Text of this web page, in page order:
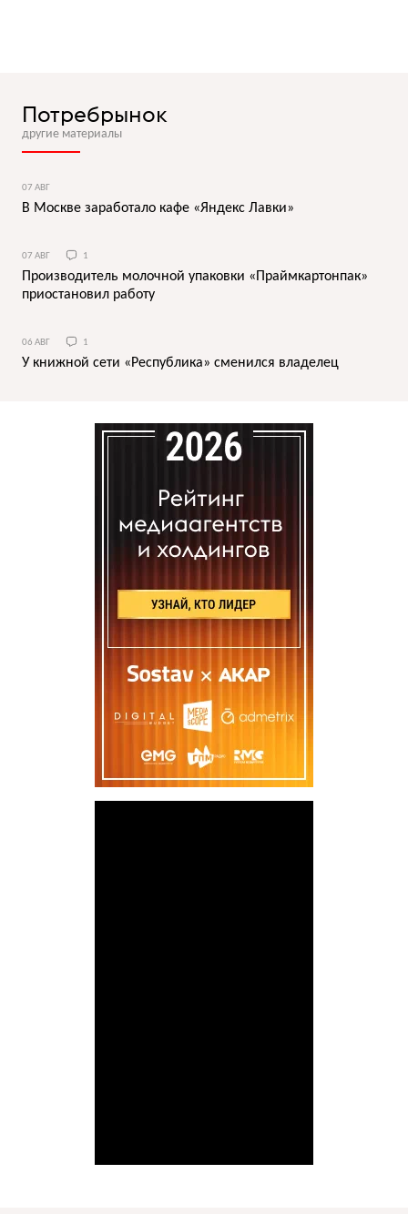
Потребрынок
другие материалы
07 АВГ
В Москве заработало кафе «Яндекс Лавки»
07 АВГ 1
Производитель молочной упаковки «Праймкартонпак»
приостановил работу
06 АВГ 1
У книжной сети «Республика» сменился владелец